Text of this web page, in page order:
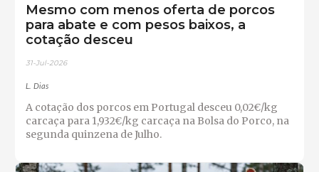
Mesmo com menos oferta de porcos
para abate e com pesos baixos, a
cotação desceu
31-Jul-2026
L. Dias
A cotação dos porcos em Portugal desceu 0,02€/kg
carcaça para 1,932€/kg carcaça na Bolsa do Porco, na
segunda quinzena de Julho.